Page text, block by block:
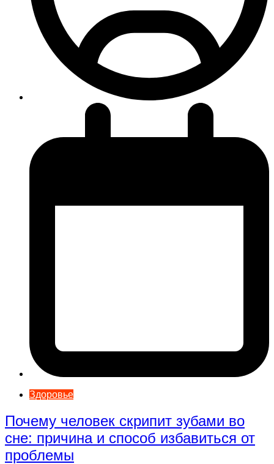
Здоровье
Почему человек скрипит зубами во
сне: причина и способ избавиться от
проблемы